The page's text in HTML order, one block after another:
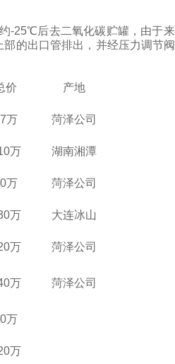
-25℃后去二氧化碳贮罐，由于
的出口管排出，并经压力调节
价 产地
万 菏泽公司
万 湖南湘潭
万 菏泽公司
万 大连冰山
万 菏泽公司
万 菏泽公司
万
万